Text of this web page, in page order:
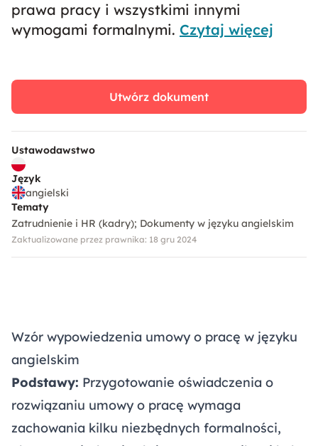
prawa pracy i wszystkimi innymi
wymogami formalnymi. Czytaj więcej
Ustawodawstwo
Język
angielski
Tematy
Zatrudnienie i HR (kadry) Dokumenty w języku angielskim
Zaktualizowane przez prawnika: 18 gru 2024
Utwórz dokument
Wzór wypowiedzenia umowy o pracę w języku
angielskim
Podstawy: Przygotowanie oświadczenia o
rozwiązaniu umowy o pracę wymaga
zachowania kilku niezbędnych formalności,